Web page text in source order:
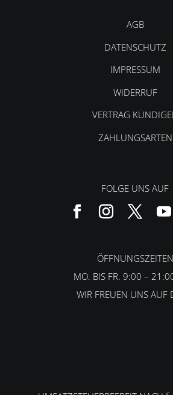
AGB
DATENSCHUTZ
IMPRESSUM
WIDERRUF
VERTRAG
ZAHLUNGSARTEN
FOLGE UNS AUF
ÖFFNUNGSZEITEN
MO. BIS FR. 9:00 –
WIR FREUEN UNS AUF